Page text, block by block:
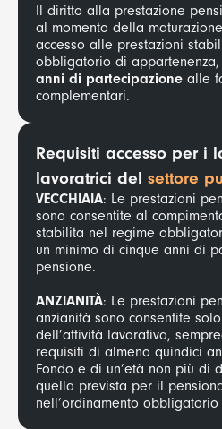
Il diritto alla prestazione
al momento della
accesso alle prestazioni
obbligatorio di appartenenza,
anni di partecipazione alle
complementari.
Requisiti accesso per i
lavoratrici del settore
VECCHIAIA: Le prestazioni
sono consentite al
stabilita nel regime
un minimo di cinque anni di
pensione.
ANZIANITÀ: Le prestazioni
anzianità sono consentite
dell’attività lavorativa,
requisiti di almeno quindici
Fondo e di un’età non più di
quella prevista per il
nell’ordinamento